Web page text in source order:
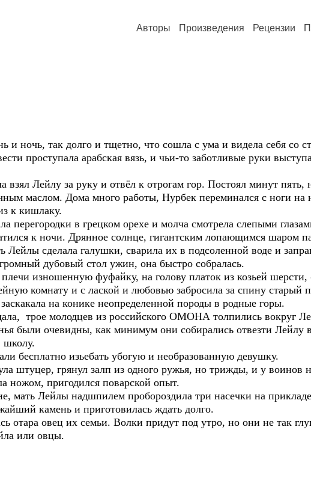
Авторы Произведения Рецензии
и ночь, так долго и тщетно, что сошла с ума и видела себя со
проступала арабская вязь, и чьи-то заботливые руки
взял Лейлу за руку и отвёл к отрогам гор. Постоял минут
маслом. Дома много работы, Нурбек переминался с ноги на
к кишлаку.
перегородки в грецком орехе и молча смотрела слепыми
к ночи. Дрянное солнце, гигантским лопающимся шаром
Лейлы сделала галушки, сварила их в подсоленной воде и
дубовый стол ужин, она быстро собралась.
изношенную фуфайку, на голову платок из козьей шерсти,
комнату и с лаской и любовью забросила за спину старый
на конике неопределенной породы в родные горы.
трое молодцев из российского ОМОНА толпились вокруг
были очевидны, как минимум они собирались отвезти Лейлу
школу.
бесплатно изьебать убогую и необразованную девушку.
штуцер, грянул залп из одного ружья, но трижды, и у
ножом, пригодился поварской опыт.
мать Лейлы надшпилем пробороздила три насечки на
камень и приготовилась ждать долго.
отара овец их семьи. Волки придут под утро, но они не так
или овцы.